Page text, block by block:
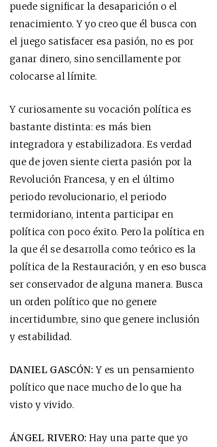
puede significar la desaparición o el
renacimiento. Y yo creo que él busca con
el juego satisfacer esa pasión, no es por
ganar dinero, sino sencillamente por
colocarse al límite.
Y curiosamente su vocación política es
bastante distinta: es más bien
integradora y estabilizadora. Es verdad
que de joven siente cierta pasión por la
Revolución Francesa, y en el último
periodo revolucionario, el periodo
termidoriano, intenta participar en
política con poco éxito. Pero la política en
la que él se desarrolla como teórico es la
política de la Restauración, y en eso busca
ser conservador de alguna manera. Busca
un orden político que no genere
incertidumbre, sino que genere inclusión
y estabilidad.
DANIEL GASCÓN: Y es un pensamiento
político que nace mucho de lo que ha
visto y vivido.
ÁNGEL RIVERO: Hay una parte que yo